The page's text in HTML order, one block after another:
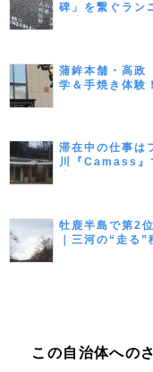
碑」を繋ぐラン
蒲鉾本舗・高政
学＆手焼き体験
滞在中の仕事は
川『Camass』
牡鹿半島で第2
｜三河の“走る
この自治体への